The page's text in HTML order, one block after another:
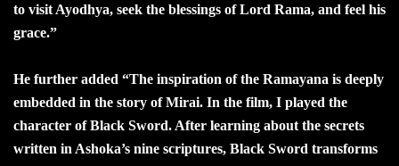
to visit Ayodhya, seek the blessings of Lord Rama, and feel his
grace.”
He further added “The inspiration of the Ramayana is deeply
embedded in the story of Mirai. In the film, I played the
character of Black Sword. After learning about the secrets
written in Ashoka’s nine scriptures, Black Sword transforms